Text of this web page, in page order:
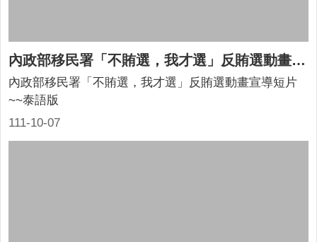
內政部移民署「不賄選，我才選」反賄選動畫宣導短片~~泰語版
111-10-07
內政部移民署「不賄選，我才選」反賄選動畫宣導短片
~~泰語版